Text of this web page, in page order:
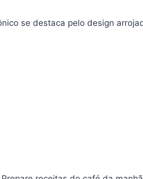
se destaca pelo design